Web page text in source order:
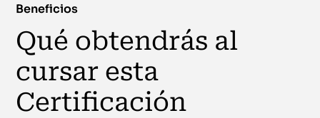
Beneficios
Qué obtendrás al
cursar esta
Certificación